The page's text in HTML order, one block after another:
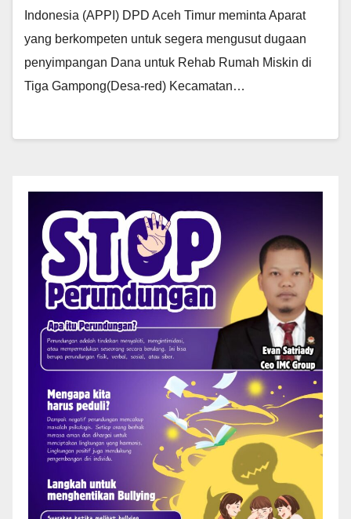
Indonesia (APPI) DPD Aceh Timur meminta Aparat
yang berkompeten untuk segera mengusut dugaan
penyimpangan Dana untuk Rehab Rumah Miskin di
Tiga Gampong(Desa-red) Kecamatan…